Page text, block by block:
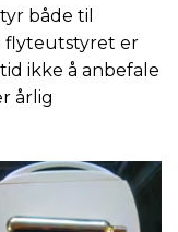
både til
flyteutstyret er
ikke å anbefale
årlig